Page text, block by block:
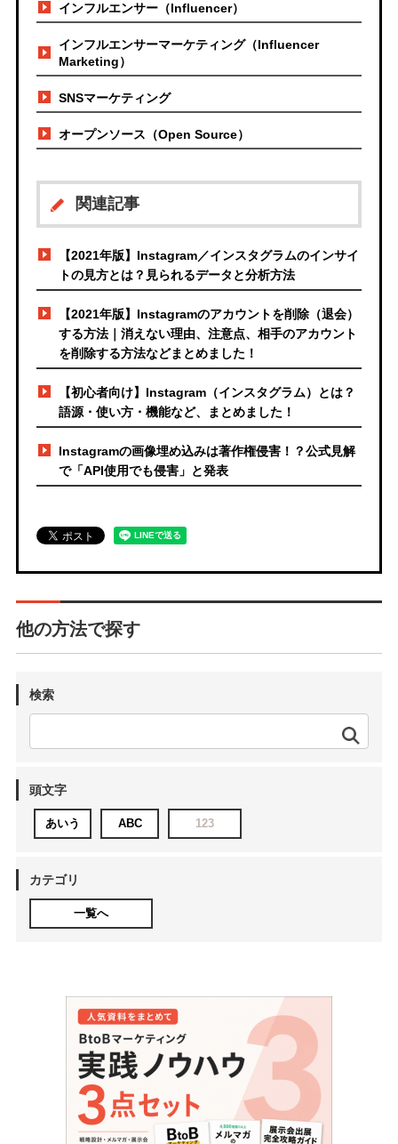
インフルエンサー（Influencer）
インフルエンサーマーケティング（Influencer
Marketing）
SNSマーケティング
オープンソース（Open Source）
関連記事
【2021年版】Instagram／インスタグラムのインサイ
トの見方とは？見られるデータと分析方法
【2021年版】Instagramのアカウントを削除（退会）
する方法｜消えない理由、注意点、相手のアカウント
を削除する方法などまとめました！
【初心者向け】Instagram（インスタグラム）とは？
語源・使い方・機能など、まとめました！
Instagramの画像埋め込みは著作権侵害！？公式見解
で「API使用でも侵害」と発表
他の方法で探す
検索
頭文字
あいう ABC 123
カテゴリ
一覧へ